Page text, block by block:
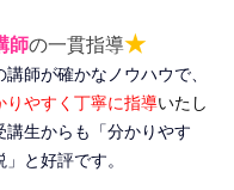
師の一貫指導★
師が確かなノウハウで、
りやすく丁寧に指導いたし
講生からも「分かりやす
と好評です。